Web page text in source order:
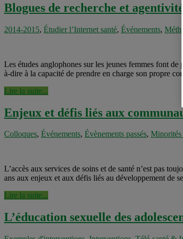
Blogues de recherche et agentivité
2014-2015, Étudier l’Internet santé, Événements,
Les études anglophones sur les jeunes femmes font
à-dire à la capacité de prendre en charge son propre
Lire la suite...
Enjeux et défis liés aux
Colloques, Événements, Évènements passés, Minorités
L’accès aux services de soins et de santé n’est pas
ans aux enjeux et aux défis liés au développement de
Lire la suite...
L’éducation sexuelle des